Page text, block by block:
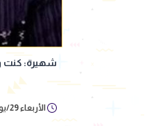
شهيرة: كنت
الأربعاء 29/يوليو/2026 - 08:46 م